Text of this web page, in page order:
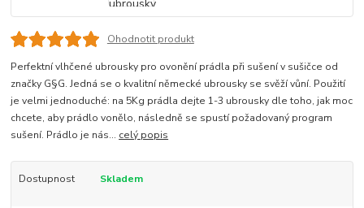
Ohodnotit produkt
Perfektní vlhčené ubrousky pro ovonění prádla při sušení v sušičce od
značky G§G. Jedná se o kvalitní německé ubrousky se svěží vůní. Použití
je velmi jednoduché: na 5Kg prádla dejte 1-3 ubrousky dle toho, jak moc
chcete, aby prádlo vonělo, následně se spustí požadovaný program
sušení. Prádlo je nás... celý popis
Dostupnost Skladem